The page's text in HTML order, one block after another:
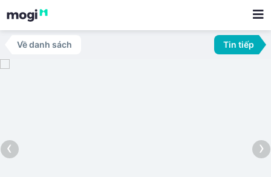
Về danh sách Tin tiếp
‹ ›